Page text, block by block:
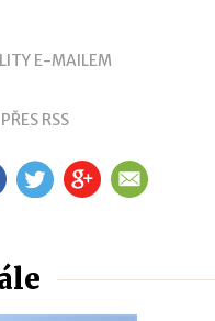
E-MAILEM
RSS
TW GP EM